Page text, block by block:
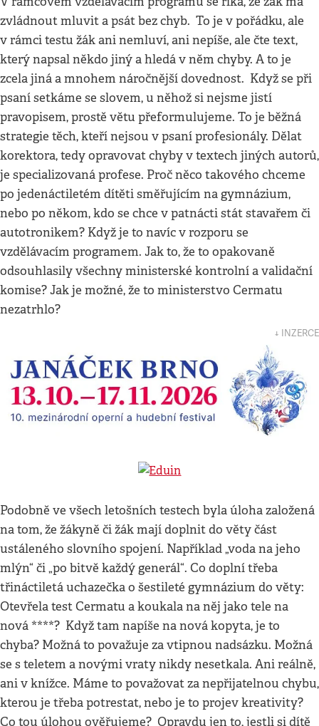
zvládnout mluvit a psát bez chyb. To je v pořádku, ale
v rámci testu žák ani nemluví, ani nepíše, ale čte text,
který napsal někdo jiný a hledá v něm chyby. A to je
zcela jiná a mnohem náročnější dovednost. Když se při
psaní setkáme se slovem, u něhož si nejsme jistí
pravopisem, prostě větu přeformulujeme. To je běžná
strategie těch, kteří nejsou v psaní profesionály. Dělat
korektora, tedy opravovat chyby v textech jiných autorů,
je specializovaná profese. Proč něco takového chceme
po jedenáctiletém dítěti směřujícím na gymnázium,
nebo po někom, kdo se chce v patnácti stát stavařem či
autotronikem? Když je to navíc v rozporu se
vzdělávacím programem. Jak to, že to opakovaně
odsouhlasily všechny ministerské kontrolní a validační
komise? Jak je možné, že to ministerstvo Cermatu
nezatrhlo?
↓ INZERCE
Podobně ve všech letošních testech byla úloha založená
na tom, že žákyně či žák mají doplnit do věty část
ustáleného slovního spojení. Například „voda na jeho
mlýn“ či „po bitvě každý generál“. Co doplní třeba
třináctiletá uchazečka o šestileté gymnázium do věty:
Otevřela test Cermatu a koukala na něj jako tele na
nová ****? Když tam napíše na nová kopyta, je to
chyba? Možná to považuje za vtipnou nadsázku. Možná
se s teletem a novými vraty nikdy nesetkala. Ani reálně,
ani v knížce. Máme to považovat za nepřijatelnou chybu,
kterou je třeba potrestat, nebo je to projev kreativity?
Co tou úlohou ověřujeme? Opravdu jen to, jestli si dítě